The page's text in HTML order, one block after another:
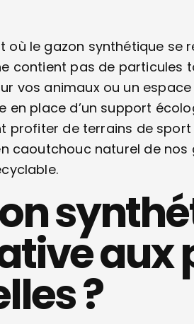
où le gazon synthétique se
contient pas de
vos animaux ou un
en place d’un support
profiter de terrains de
caoutchouc naturel de
aux
?